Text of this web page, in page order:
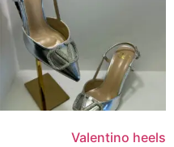
Valentino heels